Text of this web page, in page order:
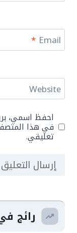
Email
*
Website
احفظ اسمي،
في هذا
تعليقي.
رائج